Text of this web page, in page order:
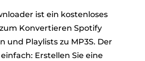
ist ein kostenloses
Konvertieren Spotify
und Playlists zu MP3S. Der
Erstellen Sie eine